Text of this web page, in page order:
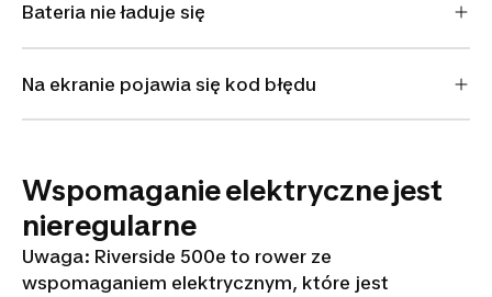
Bateria nie ładuje się
Na ekranie pojawia się kod błędu
Wspomaganie elektryczne jest
nieregularne
Uwaga: Riverside 500e to rower ze
wspomaganiem elektrycznym, które jest